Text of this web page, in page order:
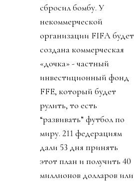
сбросил бомбу. У
некоммерческой
организации FIFA будет
создана коммерческая
«дочка» - частный
инвестиционный фонд
FFE, который будет
рулить, то есть
“развивать” футбол по
миру. 211 федерациям
дали 53 дня принять
этот план и получить 40
миллионов долларов или